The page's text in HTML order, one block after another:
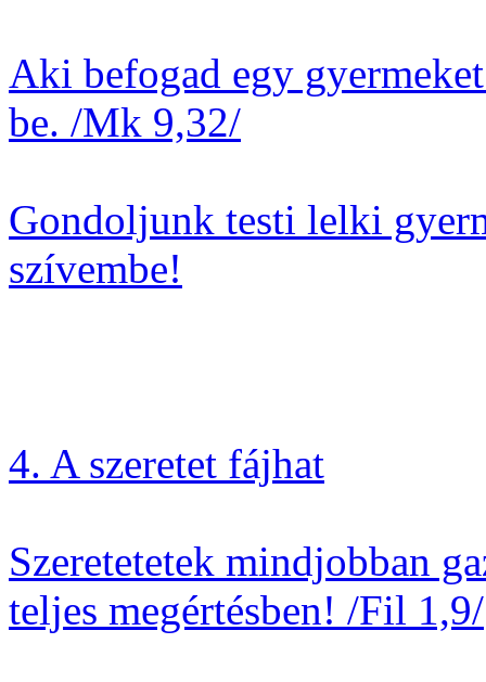
Aki befogad egy
be. /Mk 9,32/
Gondoljunk testi lelki
szívembe!
4. A szeretet fájhat
Szeretetetek mindjobban
teljes megértésben! /Fil 1,9/